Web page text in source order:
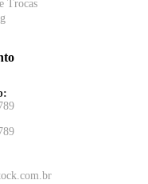
Trocas